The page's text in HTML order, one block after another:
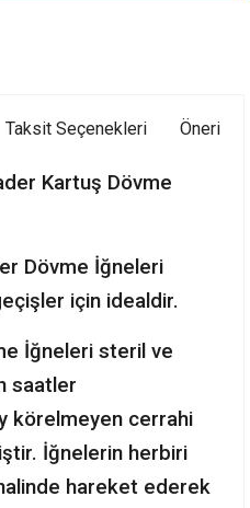
Taksit Seçenekleri
Kartuş Dövme
Dövme İğneleri
için idealdir.
İğneleri steril ve
saatler
körelmeyen cerrahi
İğnelerin herbiri
hareket ederek